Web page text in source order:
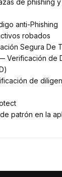
de phishing
anti-Phishing
robados
Segura De
Verificación de
de
patrón en la